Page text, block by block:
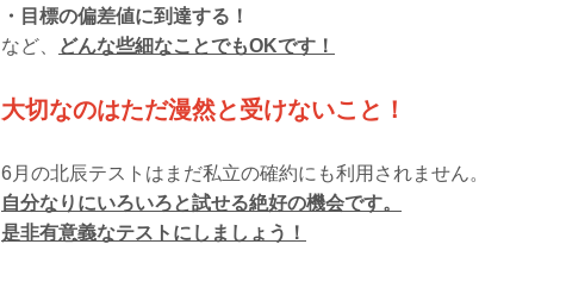
・目標の偏差値に到達する！
など、
どんな些細なことでもOKです！
大切なのはただ漫然と受けないこと！
6月の北辰テストはまだ私立の確約にも利用されません。
自分なりにいろいろと試せる絶好の機会です。
是非有意義なテストにしましょう！